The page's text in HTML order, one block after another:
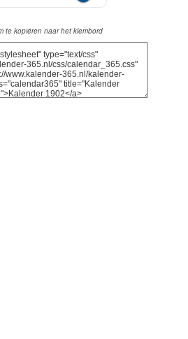
te kopiëren naar het klembord